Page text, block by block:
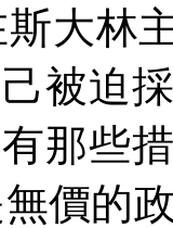
大林
被迫
那些
價的